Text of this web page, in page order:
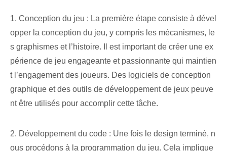
1. Conception du jeu : La première étape consiste à dével
opper la conception du jeu, y compris les mécanismes, le
s graphismes et l’histoire. Il est important de créer une ex
périence de jeu engageante et passionnante qui maintien
t l’engagement des joueurs. Des logiciels de conception
graphique et des outils de développement de jeux peuve
nt être utilisés pour accomplir cette tâche.
2. Développement du code : Une fois le design terminé, n
ous procédons à la programmation du jeu. Cela implique